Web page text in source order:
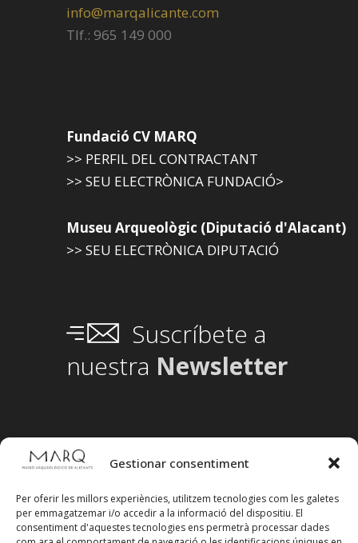
Gestionar consentiment
Per oferir les millors experiències, utilitzem tecnologies com les galetes
per emmagatzemar i/o accedir a la informació del dispositiu. El
consentiment d'aquestes tecnologies ens permetrà processar dades
info@marqalicante.com
Tlf.: 965 149 000
Fundació CV MARQ
>> PERFIL DEL CONTRACTANT
>> SEU ELECTRÒNICA FUNDACIÓ>
Museu Arqueològic (Diputació d'Alacant)
>> SEU ELECTRÒNICA DIPUTACIÓ
Suscríbete a
nuestra Newsletter